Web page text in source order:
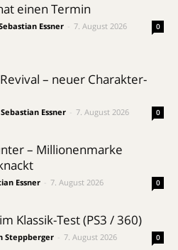
einen Termin
Essner 7. August 2026 0
– neuer Charakter-
Sebastian Essner 7. August 2026 0
– Millionenmarke
Essner 7. August 2026 0
Klassik-Test (PS3 / 360)
Steppberger 7. August 2026 0